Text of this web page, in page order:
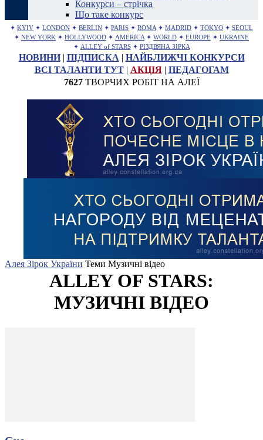
Конкурси – стрічка
Що таке конкурс
✦ KYIV ✦ LONDON ✦ BERLIN ✦ PARIS ✦ ROMA ✦ MADRID ✦ TOKYO ✦ SEOUL
✦ NEW YORK ✦ HOLLYWOOD ✦ AMERICA ✦ WORLD ✦ EUROPE ✦ UKRAINE
✦ ALLEY of STARS ✦ РІЗДВЯНА ЗІРКА
НОВИНИ| ПІДПИСКА | НАЙБЛИЖЧІ КОНКУРСИ
ВСІ ТАЛАНТИ ТУТ| АКЦІЯ| ПЕДАГОГАМ
7627ТВОРЧИХ РОБІТ НА АЛЕЇ
Алея Зірок України Теми Музичні відео
ALLEY OF STARS:
МУЗИЧНІ ВІДЕО